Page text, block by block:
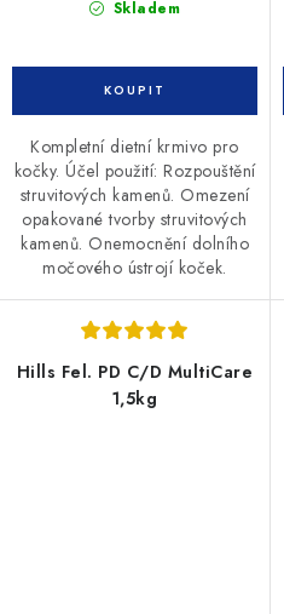
Skladem
Kompletní dietní krmivo pro
kočky. Účel použití: Rozpouštění
struvitových kamenů. Omezení
opakované tvorby struvitových
kamenů. Onemocnění dolního
močového ústrojí koček.
Hills Fel. PD C/D MultiCare
1,5kg